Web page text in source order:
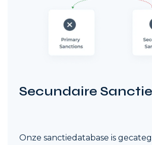
Secundaire
Onze sanctiedatabase is